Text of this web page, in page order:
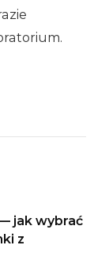
jak wybrać
z